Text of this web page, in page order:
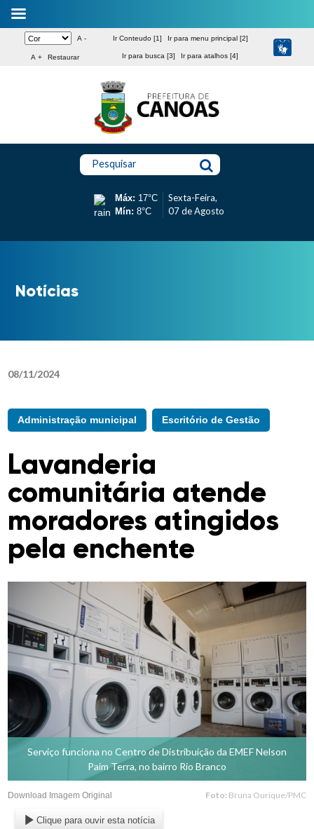
A -
A + Restaurar
Ir Conteudo [1] Ir para menu principal [2]
Ir para busca [3] Ir para atalhos [4]
Pesquisar
Máx: 17°C
Mín: 8°C
Sexta-Feira,
07 de Agosto
Notícias
08/11/2024
Administração municipal Escritório de Gestão
Lavanderia
comunitária atende
moradores atingidos
pela enchente
Serviço funciona no Centro de Distribuição da EMEF Nelson
Paim Terra, no bairro Rio Branco
Download Imagem Original Foto: Bruna Ourique/PMC
Clique para ouvir esta notícia